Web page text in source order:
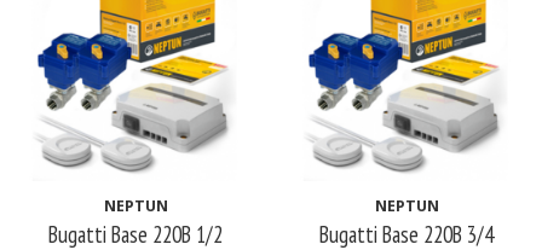
9 683 11 882
NEPTUN
Bugatti Base 220B 1/2
NEPTUN
Bugatti Base 220B 3/4